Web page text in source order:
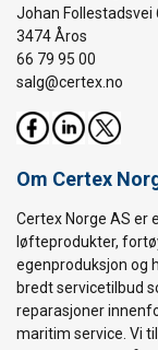
Johan Follestadsvei
3474 Åros
66 79 95 00
salg@certex.no
Om Certex
Certex Norge AS er
løfteprodukter,
egenproduksjon og
bredt servicetilbud
reparasjoner
maritim service. Vi